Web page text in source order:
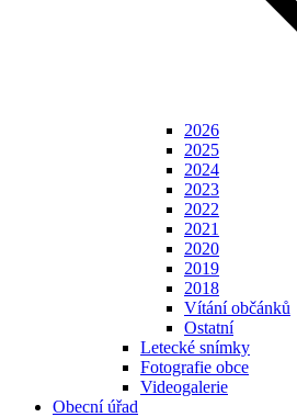
2026
2025
2024
2023
2022
2021
2020
2019
2018
Vítání občánků
Ostatní
Letecké snímky
Fotografie obce
Videogalerie
Obecní úřad